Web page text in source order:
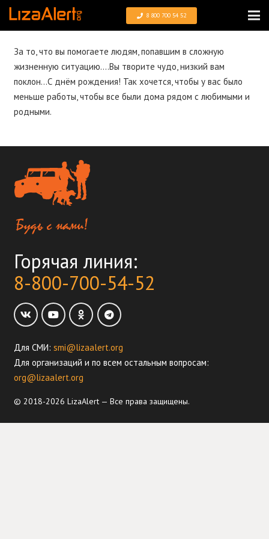
8 800 700 54 52
За то, что вы помогаете людям, попавшим в сложную
жизненную ситуацию….Вы творите чудо, низкий вам
поклон…С днём рождения! Так хочется, чтобы у вас было
меньше работы, чтобы все были дома рядом с любимыми и
родными.
Горячая линия:
8-800-700-54-52
Для СМИ: smi@lizaalert.org
Для организаций и по всем остальным вопросам:
org@lizaalert.org
© 2018-2026 LizaAlert — Все права защищены.